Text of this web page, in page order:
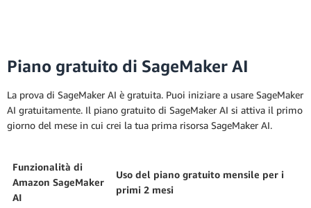
Piano gratuito di SageMaker AI
La prova di SageMaker AI è gratuita. Puoi iniziare a usare SageMaker
AI gratuitamente. Il piano gratuito di SageMaker AI si attiva il primo
giorno del mese in cui crei la tua prima risorsa SageMaker AI.
Funzionalità di
Amazon SageMaker
AI
Uso del piano gratuito mensile per i
primi 2 mesi